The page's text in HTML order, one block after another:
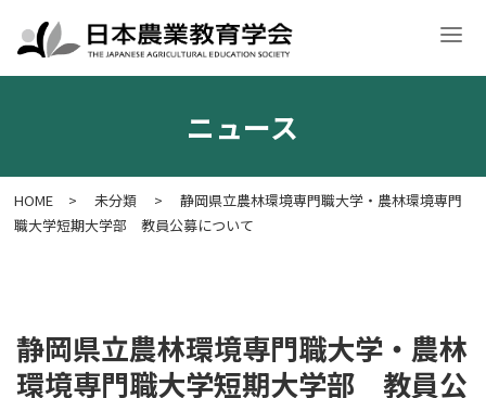
学会案内 入会・各種申請 学術大会 学会誌・刊行物 意見文
ニュース
HOME > 未分類 >
静岡県立農林環境専門職大学・農林環境専門
職大学短期大学部 教員公募について
静岡県立農林環境専門職大学・農林
環境専門職大学短期大学部 教員公